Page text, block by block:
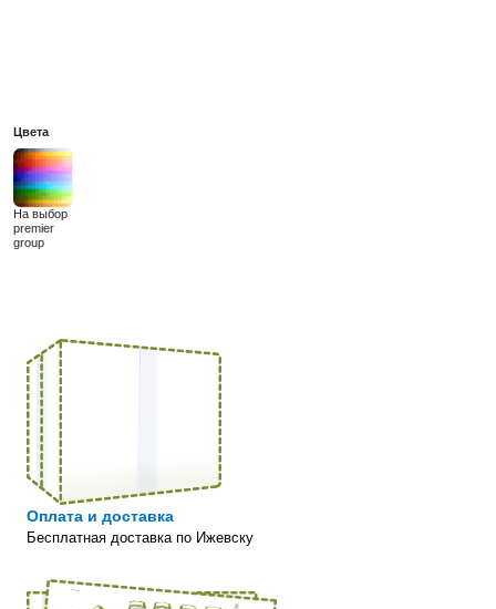
Цвета
На выбор
premier
group
Оплата и доставка
Бесплатная доставка по Ижевску